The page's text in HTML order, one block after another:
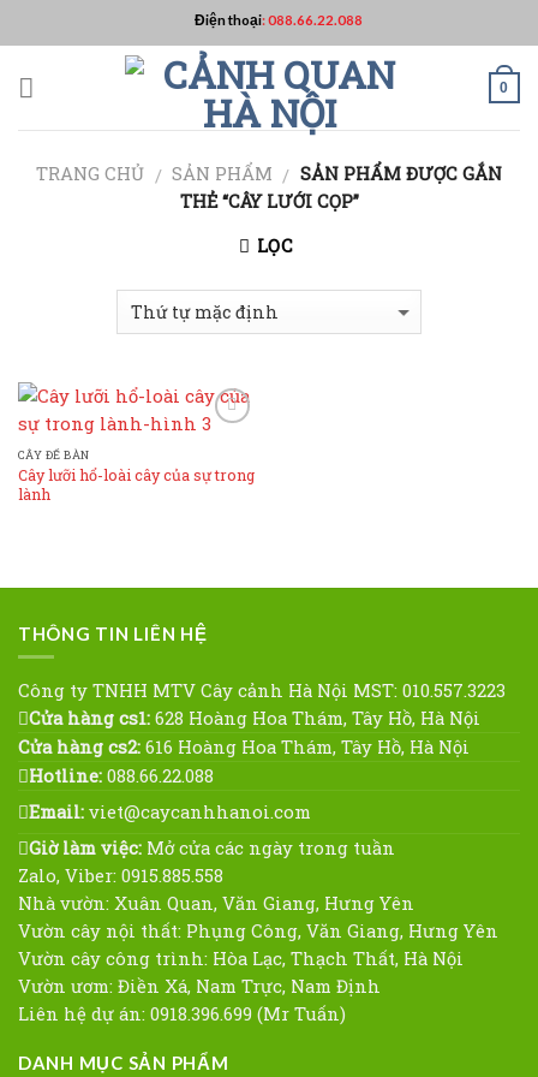
to
Điện thoại:088.66.22.088
0
TRANG CHỦ / SẢN PHẨM / SẢN PHẨM ĐƯỢC GẮN
THẺ “CÂY LƯỚI CỌP”
LỌC
CÂY ĐỂ BÀN
Cây lưỡi hổ-loài cây của sự trong
lành
THÔNG TIN LIÊN HỆ
Công ty TNHH MTV Cây cảnh Hà Nội MST: 010.557.3223
Cửa hàng cs1: 628 Hoàng Hoa Thám, Tây Hồ, Hà Nội
Cửa hàng cs2: 616 Hoàng Hoa Thám, Tây Hồ, Hà Nội
Hotline: 088.66.22.088
Email: viet@caycanhhanoi.com
Giờ làm việc: Mở cửa các ngày trong tuần
Zalo, Viber: 0915.885.558
Nhà vườn: Xuân Quan, Văn Giang, Hưng Yên
Vườn cây nội thất: Phụng Công, Văn Giang, Hưng Yên
Vườn cây công trình: Hòa Lạc, Thạch Thất, Hà Nội
Vườn ươm: Điền Xá, Nam Trực, Nam Định
Liên hệ dự án: 0918.396.699 (Mr Tuấn)
DANH MỤC SẢN PHẨM